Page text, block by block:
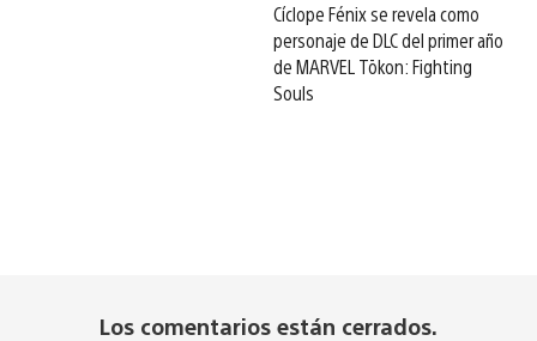
Cíclope Fénix se revela como
personaje de DLC del primer año
de MARVEL Tōkon: Fighting
Souls
Los comentarios están cerrados.